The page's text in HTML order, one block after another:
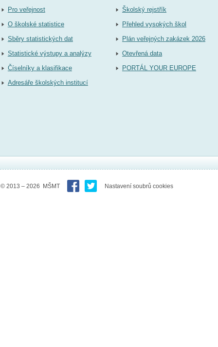
Pro veřejnost
O školské statistice
Sběry statistických dat
Statistické výstupy a analýzy
Číselníky a klasifikace
Adresáře školských institucí
Školský rejstřík
Přehled vysokých škol
Plán veřejných zakázek 2026
Otevřená data
PORTÁL YOUR EUROPE
© 2013 – 2026 MŠMT Nastavení soubrů cookies